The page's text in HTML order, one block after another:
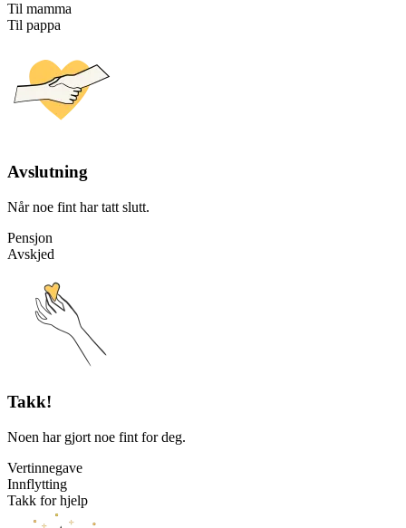
Til mamma
Til pappa
Avslutning
Når noe fint har tatt slutt.
Pensjon
Avskjed
Takk!
Noen har gjort noe fint for deg.
Vertinnegave
Innflytting
Takk for hjelp